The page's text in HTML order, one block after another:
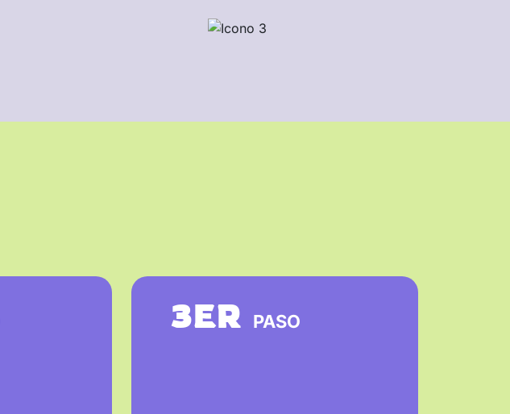
3ER PASO